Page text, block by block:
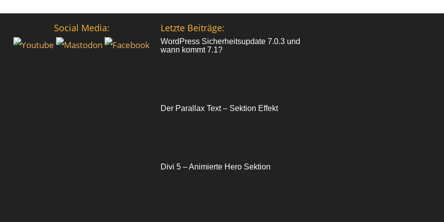
Social Media: Letzte Beiträge:
WordPress Sicherheitsupdate 7.0.3 und
wann kommt 7.1?
Der Parallax Text – Sektion Effekt
Divi 5 – Animierte Hero Sektion